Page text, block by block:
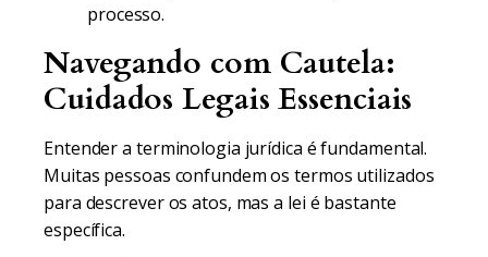
processo.
Navegando com Cautela:
Cuidados Legais Essenciais
Entender a terminologia jurídica é fundamental.
Muitas pessoas confundem os termos utilizados
para descrever os atos, mas a lei é bastante
específica.